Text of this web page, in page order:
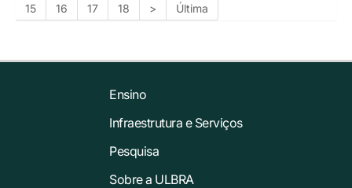
15
16 17 18 > Última
Ensino
Infraestrutura e Serviços
Pesquisa
Sobre a ULBRA